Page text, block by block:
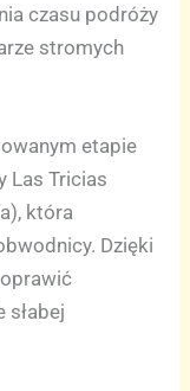
czasu podróży
stromych
etapie
Las Tricias
która
Dzięki